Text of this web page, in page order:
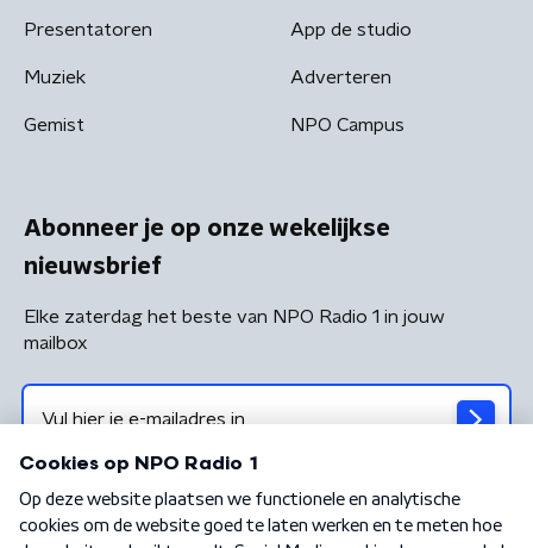
Presentatoren
Muziek
Gemist
App de studio
Adverteren
NPO Campus
Abonneer je op onze wekelijkse
nieuwsbrief
Elke zaterdag het beste van NPO Radio 1 in jouw
mailbox